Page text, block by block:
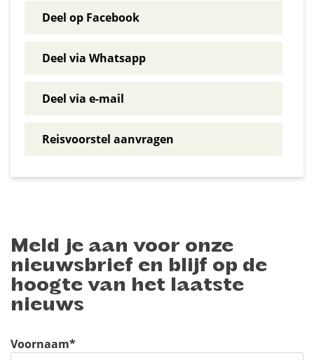
Deel op Facebook
Deel via Whatsapp
Deel via e-mail
Reisvoorstel aanvragen
Meld je aan voor onze
nieuwsbrief en blijf op de
hoogte van het laatste
nieuws
Voornaam*